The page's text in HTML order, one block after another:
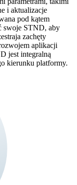
i aktualizacje
pod kątem
swoje STND, aby
zachęty
aplikacji
jest integralną
kierunku platformy.